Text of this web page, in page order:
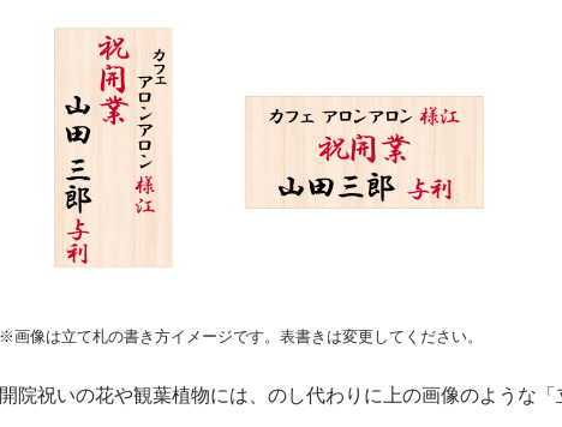
※画像は立て札の書き方イメージです。表書きは変更してください。
開院祝いの花や観葉植物には、のし代わりに上の画像のような